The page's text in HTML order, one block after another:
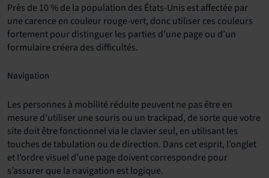
Près de 10 % de la population des États-Unis est affectée par
une carence en couleur rouge-vert, donc utiliser ces couleurs
fortement pour distinguer les parties d’une page ou d’un
formulaire créera des difficultés.
Navigation
Les personnes à mobilité réduite peuvent ne pas être en
mesure d’utiliser une souris ou un trackpad, de sorte que votre
site doit être fonctionnel via le clavier seul, en utilisant les
touches de tabulation ou de direction. Dans cet esprit, l’onglet
et l’ordre visuel d’une page doivent correspondre pour
s’assurer que la navigation est logique.